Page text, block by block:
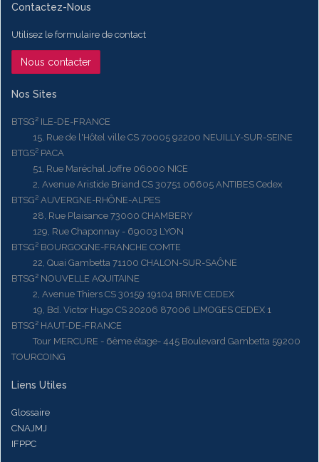
Contactez-Nous
Utilisez le formulaire de contact
Nous contacter
Nos Sites
BTSG² ILE-DE-FRANCE
15, Rue de l'Hôtel ville CS 70005 92200 NEUILLY-SUR-SEINE
BTGS² PACA
51, Rue Maréchal Joffre 06000 NICE
2, Avenue Aristide Briand CS 30751 06605 ANTIBES Cedex
BTSG² AUVERGNE-RHÔNE-ALPES
28, Rue Plaisance 73000 CHAMBERY
129, Rue Chaponnay - 69003 LYON
BTSG² BOURGOGNE-FRANCHE COMTE
22, Quai Gambetta 71100 CHALON-SUR-SAÔNE
BTSG² NOUVELLE AQUITAINE
2, Avenue Thiers CS 30159 19104 BRIVE CEDEX
19, Bd. Victor Hugo CS 20206 87006 LIMOGES CEDEX 1
BTSG² HAUT-DE-FRANCE
Tour MERCURE - 6ème étage- 445 Boulevard Gambetta 59200
TOURCOING
Liens Utiles
Glossaire
CNAJMJ
IFPPC